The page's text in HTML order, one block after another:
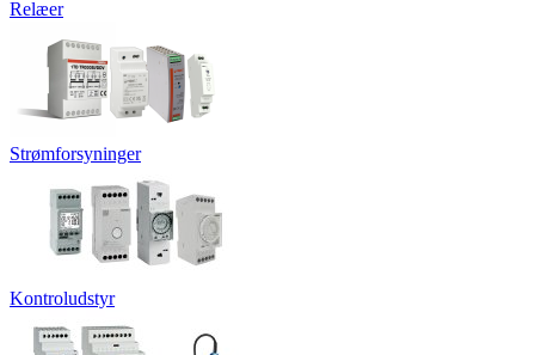
Relæer
Strømforsyninger
Kontroludstyr